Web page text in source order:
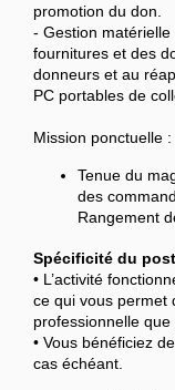
promotion du don.
- Gestion
fournitures et des
donneurs et au
PC portables de
Mission ponctuelle :
Tenue du
des
Rangement
Spécificité du
• L’activité
ce qui vous permet
professionnelle que
• Vous bénéficiez
cas échéant.